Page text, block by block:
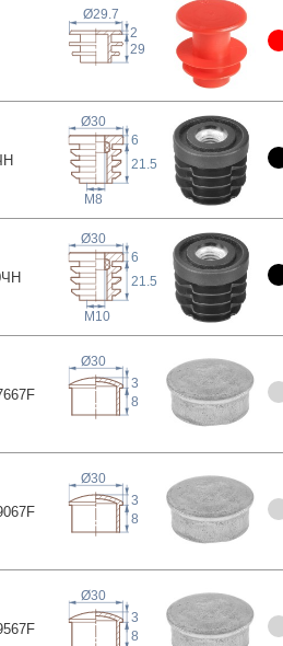
2
29
Ø29.7
6
21.5
Ø30
M8
ЧН
6
21.5
Ø30
M10
7F
3
8
Ø30
7F
3
8
Ø30
7F
3
8
Ø30